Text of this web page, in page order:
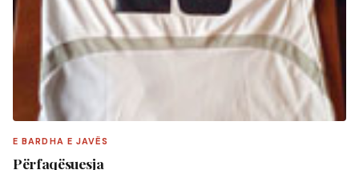
E BARDHA E JAVËS
Përfaqësuesja